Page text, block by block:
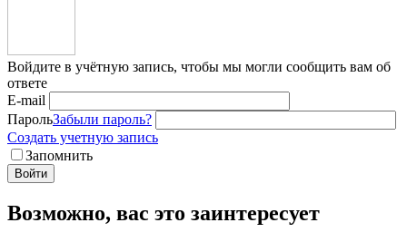
Войдите в учётную запись, чтобы мы могли сообщить вам об
ответе
E-mail
ПарольЗабыли пароль?
Создать учетную запись
Запомнить
Войти
Возможно, вас это заинтересует